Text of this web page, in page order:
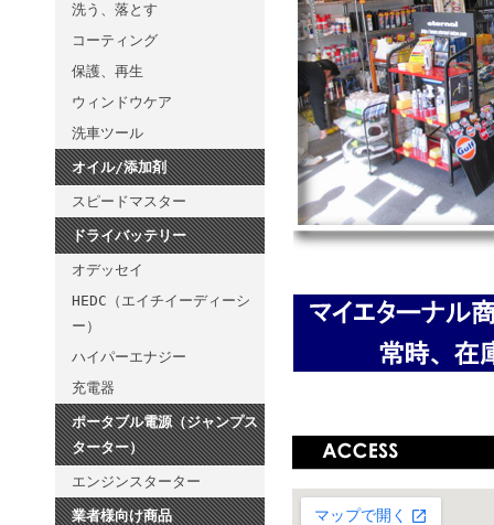
洗う、落とす
コーティング
保護、再生
ウィンドウケア
洗車ツール
オイル/添加剤
スピードマスター
ドライバッテリー
オデッセイ
HEDC（エイチイーディーシ
ー）
ハイパーエナジー
充電器
ポータブル電源（ジャンプス
ターター）
エンジンスターター
業者様向け商品